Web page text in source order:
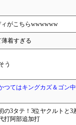
ィがこちらwwwwww
薄着すぎる
う
つてはキングカズ＆ゴン
の3タテ！3位ヤクルトと3
打阿部追加打